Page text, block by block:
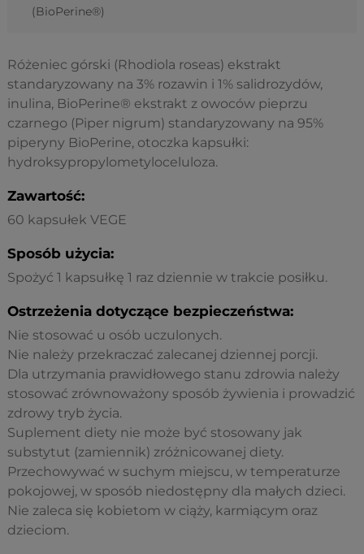
(BioPerine®)
Różeniec górski (Rhodiola roseas) ekstrakt
standaryzowany na 3% rozawin i 1% salidrozydów,
inulina, BioPerine® ekstrakt z owoców pieprzu
czarnego (Piper nigrum) standaryzowany na 95%
piperyny BioPerine, otoczka kapsułki:
hydroksypropylometyloceluloza.
Zawartość:
60 kapsułek VEGE
Sposób użycia:
Spożyć 1 kapsułkę 1 raz dziennie w trakcie posiłku.
Ostrzeżenia dotyczące bezpieczeństwa:
Nie stosować u osób uczulonych.
Nie należy przekraczać zalecanej dziennej porcji.
Dla utrzymania prawidłowego stanu zdrowia należy
stosować zrównoważony sposób żywienia i prowadzić
zdrowy tryb życia.
Suplement diety nie może być stosowany jak
substytut (zamiennik) zróżnicowanej diety.
Przechowywać w suchym miejscu, w temperaturze
pokojowej, w sposób niedostępny dla małych dzieci.
Nie zaleca się kobietom w ciąży, karmiącym oraz
dzieciom.